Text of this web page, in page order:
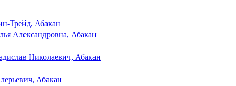
Трейд, Абакан
Александровна, Абакан
Николаевич, Абакан
Абакан